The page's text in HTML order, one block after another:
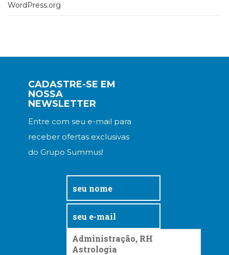
WordPress.org
CADASTRE-SE EM
NOSSA
NEWSLETTER
Entre com seu e-mail para
receber ofertas exclusivas
do Grupo Summus!